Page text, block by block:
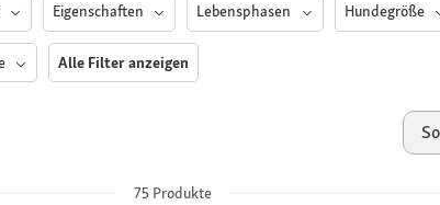
Eigenschaften Lebensphasen Hundegröße
Alle Filter anzeigen
75Produkte